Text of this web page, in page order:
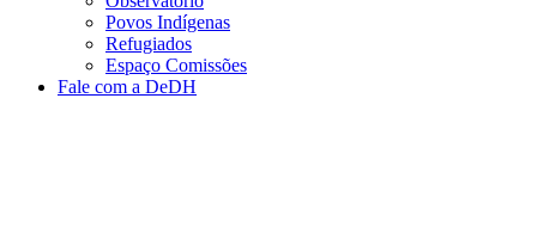
Povos Indígenas
Refugiados
Espaço Comissões
Fale com a DeDH